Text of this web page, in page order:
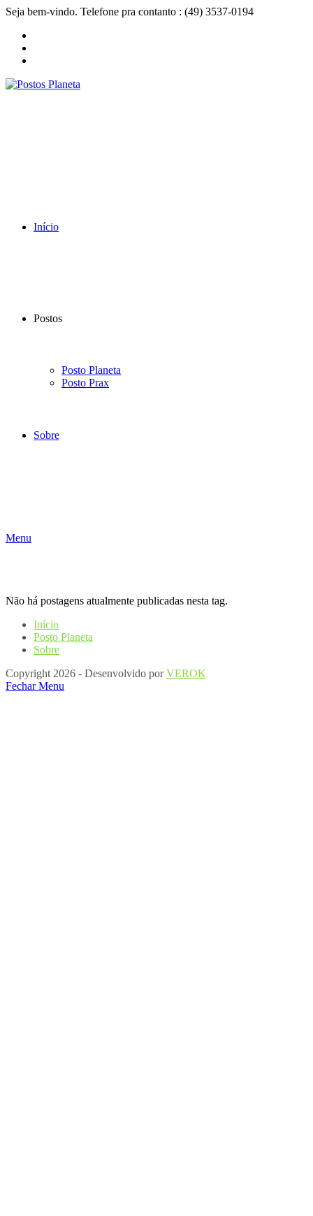
Seja bem-vindo. Telefone pra contanto : (49) 3537-0194
Início
Postos
Posto Planeta
Posto Prax
Sobre
Menu
Não há postagens atualmente publicadas nesta tag.
Início
Posto Planeta
Sobre
Copyright 2026 - Desenvolvido porVEROK
Fechar Menu